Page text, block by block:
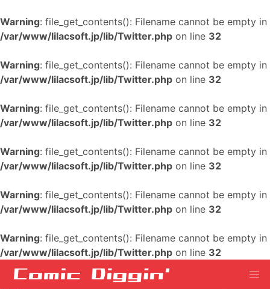
Warning: file_get_contents(): Filename cannot be empty in
/var/www/lilacsoft.jp/lib/Twitter.php on line 32
Warning: file_get_contents(): Filename cannot be empty in
/var/www/lilacsoft.jp/lib/Twitter.php on line 32
Warning: file_get_contents(): Filename cannot be empty in
/var/www/lilacsoft.jp/lib/Twitter.php on line 32
Warning: file_get_contents(): Filename cannot be empty in
/var/www/lilacsoft.jp/lib/Twitter.php on line 32
Warning: file_get_contents(): Filename cannot be empty in
/var/www/lilacsoft.jp/lib/Twitter.php on line 32
Warning: file_get_contents(): Filename cannot be empty in
/var/www/lilacsoft.jp/lib/Twitter.php on line 32